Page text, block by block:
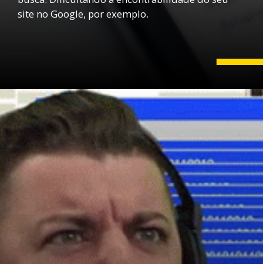
site no Google, por exemplo.